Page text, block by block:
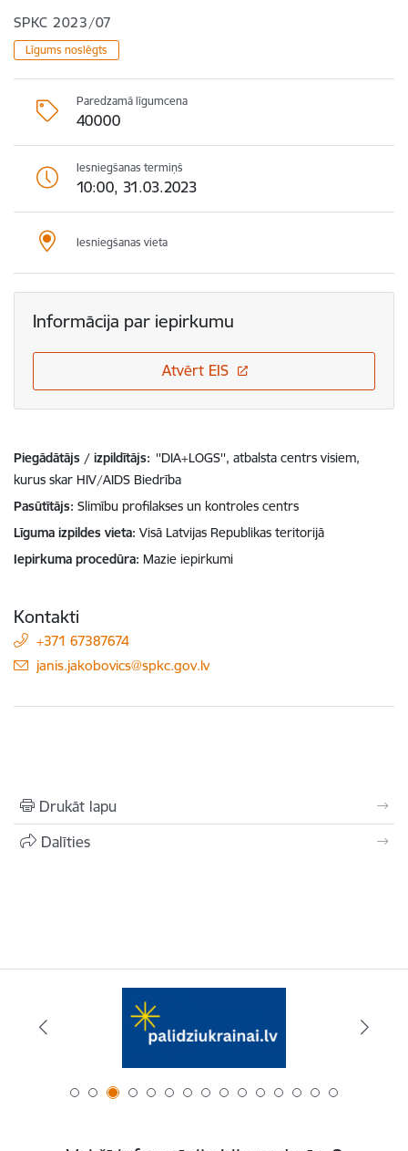
SPKC 2023/07
Līgums noslēgts
Paredzamā līgumcena
40000
Iesniegšanas termiņš
10:00, 31.03.2023
Iesniegšanas vieta
Informācija par iepirkumu
Atvērt EIS
Piegādātājs / izpildītājs: ''DIA+LOGS'', atbalsta centrs visiem,
kurus skar HIV/AIDS Biedrība
Pasūtītājs Slimību profilakses un kontroles centrs
Līguma izpildes vieta Visā Latvijas Republikas teritorijā
Iepirkuma procedūra Mazie iepirkumi
Kontakti
+371 67387674
E-pasts:
janis.jakobovics@spkc.gov.lv
Drukāt lapu
Dalīties